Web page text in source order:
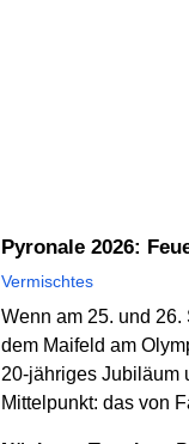
Pyronale 2026:
Vermischtes
Wenn am 25. und
dem Maifeld am
20-jähriges Jubiläum
Mittelpunkt: das von